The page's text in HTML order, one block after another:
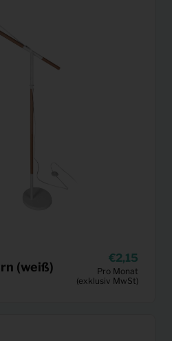
(weiß)
2,15
Pro Monat
(exklusiv MwSt)